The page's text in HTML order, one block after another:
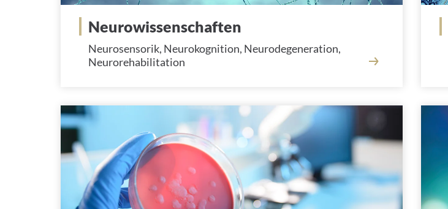
Neurowissenschaften
Neurosensorik, Neurokognition, Neurodegeneration,
Neurorehabilitation